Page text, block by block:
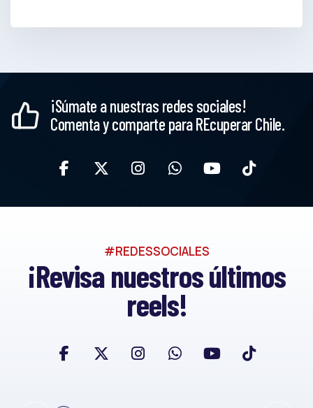
¡Súmate a nuestras redes sociales!
Comenta y comparte para REcuperar Chile.
#REDESSOCIALES
¡Revisa nuestros últimos
reels!
Reconstrucción Nacional